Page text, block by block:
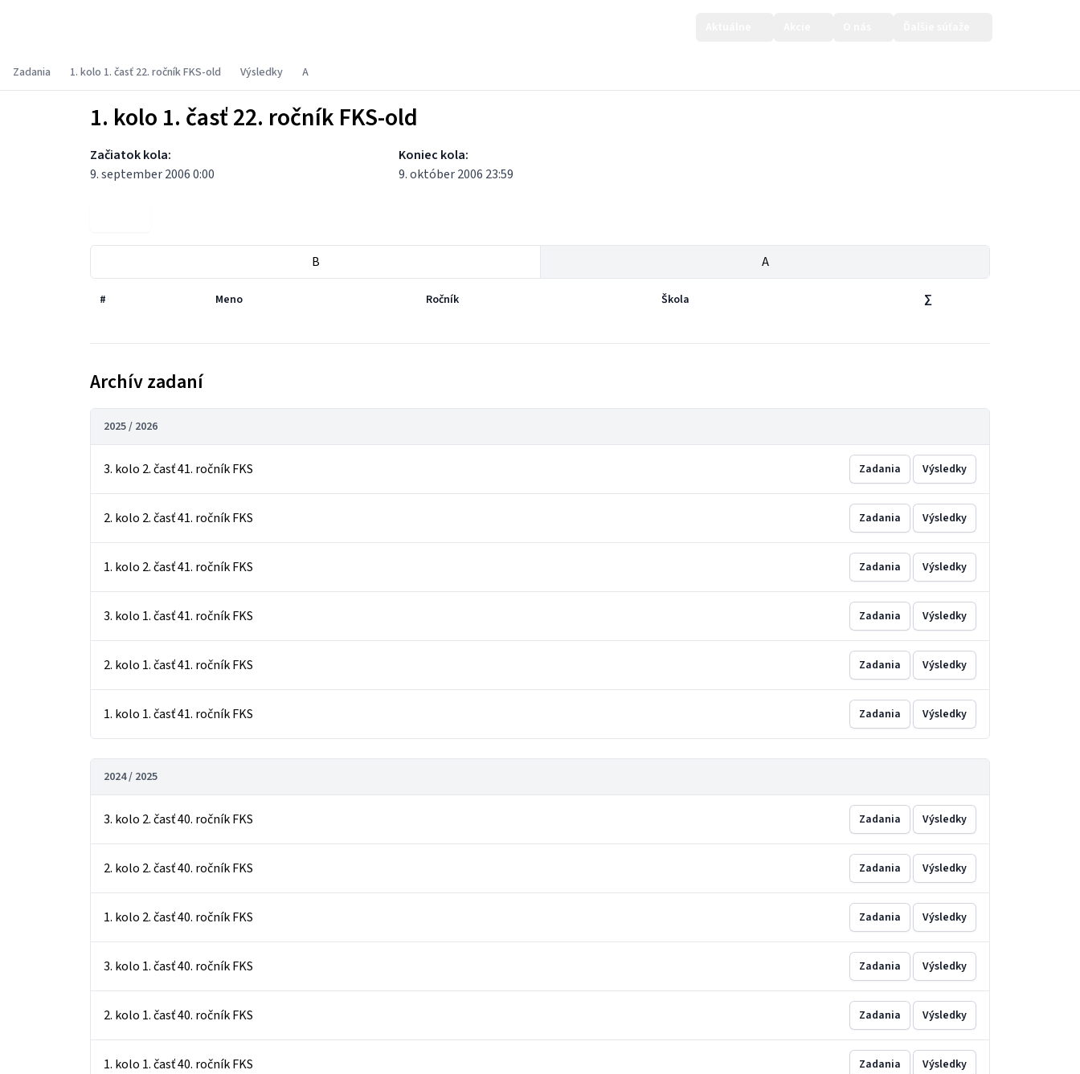
Zadania 1. kolo 1. časť 22. ročník FKS-old Výsledky A
1. kolo 1. časť 22. ročník FKS-old
Začiatok kola:
9. september 2006 0:00
Koniec kola:
9. október 2006 23:59
B A
# Meno Ročník Škola ∑
Archív zadaní
2025 / 2026
3. kolo 2. časť 41. ročník FKS Zadania Výsledky
2. kolo 2. časť 41. ročník FKS Zadania Výsledky
1. kolo 2. časť 41. ročník FKS Zadania Výsledky
3. kolo 1. časť 41. ročník FKS Zadania Výsledky
2. kolo 1. časť 41. ročník FKS Zadania Výsledky
1. kolo 1. časť 41. ročník FKS Zadania Výsledky
2024 / 2025
3. kolo 2. časť 40. ročník FKS Zadania Výsledky
2. kolo 2. časť 40. ročník FKS Zadania Výsledky
1. kolo 2. časť 40. ročník FKS Zadania Výsledky
3. kolo 1. časť 40. ročník FKS Zadania Výsledky
2. kolo 1. časť 40. ročník FKS Zadania Výsledky
1. kolo 1. časť 40. ročník FKS Zadania Výsledky